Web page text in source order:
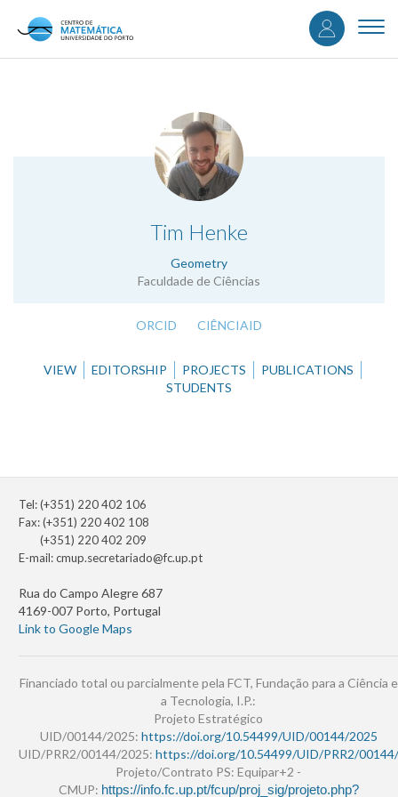
content
User
Tim Henke
Geometry
Faculdade de Ciências
.
ORCID CIÊNCIAID
VIEW EDITORSHIP PROJECTS
PUBLICATIONS
STUDENTS
Tel: (+351) 220 402 106
Fax: (+351) 220 402 108
(+351) 220 402 209
E-mail:cmup.secretariado@fc.up.pt
Rua do Campo Alegre 687
4169-007 Porto, Portugal
Link to Google Maps
Financiado total ou parcialmente pela FCT, Fundação para a Ciência e
a Tecnologia, I.P.:
Projeto Estratégico
UID/00144/2025: https://doi.org/10.54499/UID/00144/2025
UID/PRR2/00144/2025: https://doi.org/10.54499/UID/PRR2/
Projeto/Contrato PS: Equipar+2 -
CMUP: https://info.fc.up.pt/fcup/proj_sig/projeto.php?